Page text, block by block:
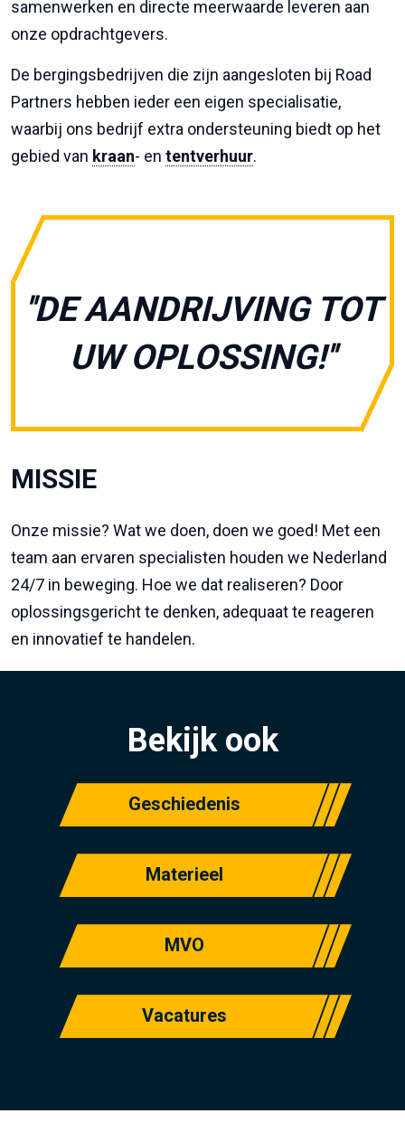
samenwerken en directe meerwaarde leveren aan
onze opdrachtgevers.
De bergingsbedrijven die zijn aangesloten bij Road
Partners hebben ieder een eigen specialisatie,
waarbij ons bedrijf extra ondersteuning biedt op het
gebied van kraan- en tentverhuur.
''DE AANDRIJVING TOT
UW OPLOSSING!''
MISSIE
Onze missie? Wat we doen, doen we goed! Met een
team aan ervaren specialisten houden we Nederland
24/7 in beweging. Hoe we dat realiseren? Door
oplossingsgericht te denken, adequaat te reageren
en innovatief te handelen.
Bekijk ook
Geschiedenis
Materieel
MVO
Vacatures